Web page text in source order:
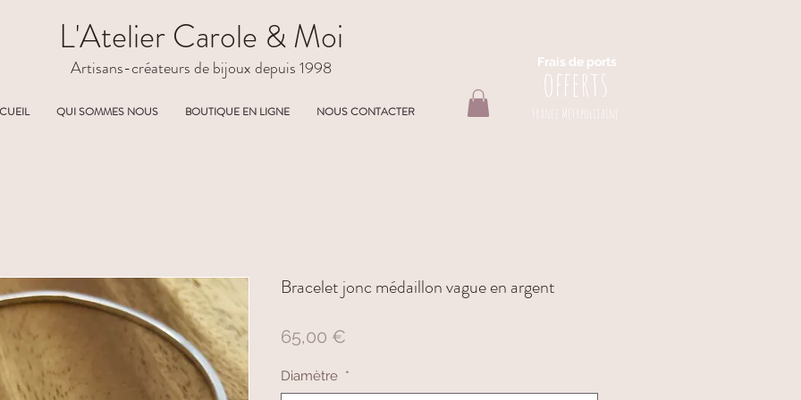
L'Atelier Carole & Moi
Artisans-créateurs de bijoux depuis 1998
QUI SOMMES NOUS BOUTIQUE EN LIGNE NOUS CONTACTER
Frais de ports
offerts
France Métrpolitaine
Bracelet jonc médaillon vague en argent
65,00 €
Diamètre *